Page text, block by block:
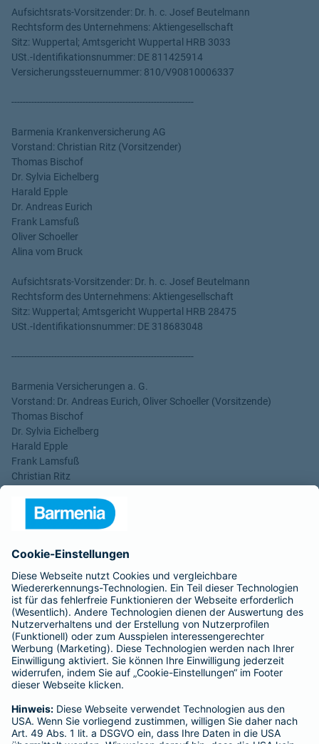
Aufsichtsrats-Vorsitzender: Dr. h. c. Josef Beutelmann
Rechtsform des Unternehmens: Aktiengesellschaft
Sitz: Wuppertal; Amtsgericht Wuppertal HRB 3033
USt.-Identifikationsnummer: DE 811425914
Versicherungssteuernummer: 810/V90810006337
----------------------------------------------------------------
Barmenia Krankenversicherung AG
Vorstand: Christian Ritz (Vorsitzender)
Thomas Bischof
Dr. Sylvia Eichelberg
Harald Epple
Dr. Andreas Eurich
Frank Lamsfuß
Oliver Schoeller
Alina vom Bruck
Aufsichtsrats-Vorsitzender: Dr. h. c. Josef Beutelmann
Rechtsform des Unternehmens: Aktiengesellschaft
Sitz: Wuppertal; Amtsgericht Wuppertal HRB 28475
USt.-Identifikationsnummer: DE 318683048
----------------------------------------------------------------
Barmenia Versicherungen a. G.
Vorstand: Dr. Andreas Eurich, Oliver Schoeller (Vorsitzende)
Thomas Bischof
Dr. Sylvia Eichelberg
Harald Epple
Frank Lamsfuß
Christian Ritz
Aufsichtsrats-Vorsitzender: Dr. h. c. Josef Beutelmann
Gegenseitigkeit
USt.-Identifikationsnummer: DE 121102508
----------------------------------------------------------------
Gothaer Lebensversicherung AG
Vorstand: Alina vom Bruck (Vorsitzende)
Thomas Bischof
Dr. Sylvia Eichelberg
Dr. Andreas Eurich
Frank Lamsfuß